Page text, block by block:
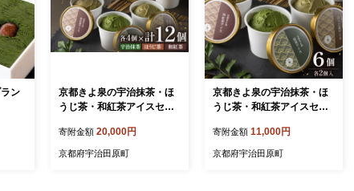
ン
京都きよ泉の宇治抹茶・ほ
うじ茶・和紅茶アイスセッ
ム アイス 抹茶スイーツ ス
イーツ 宇治抹茶 抹茶 ほう
寄附金額 20,000円
京都府宇治田原町
京都きよ泉の宇治抹茶・ほ
うじ茶・和紅茶アイスセッ
アイス 抹茶スイーツ スイー
ツ 宇治抹茶 抹茶 ほうじ茶
寄附金額 11,000円
京都府宇治田原町